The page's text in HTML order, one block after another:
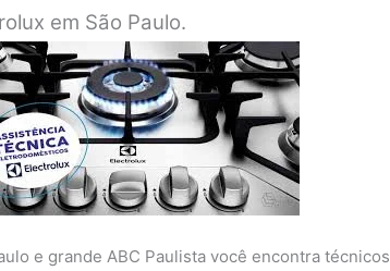
em São Paulo.
e grande ABC Paulista você encontra técnicos